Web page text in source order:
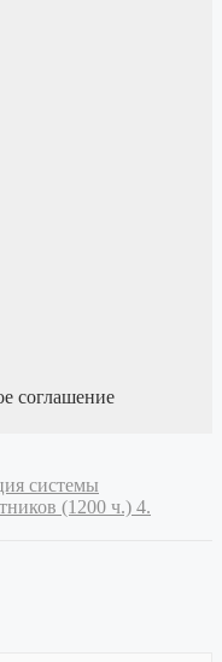
соглашение
системы
(1200 ч.) 4.